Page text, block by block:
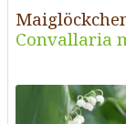
Convallaria